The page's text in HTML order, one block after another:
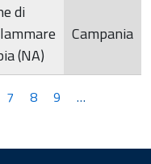
di
(NA)
Campania
7 8 9 …